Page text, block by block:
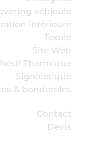
véhicule
intérieure
Textile
Site Web
Thermique
Signalétique
& banderoles
Contact
Devis